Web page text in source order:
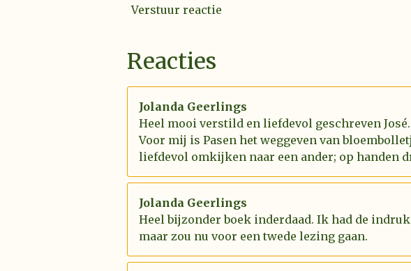
Verstuur reactie
Reacties
Jolanda Geerlings
Heel mooi verstild en liefdevol geschreven José.
Voor mij is Pasen het weggeven van
liefdevol omkijken naar een ander; op handen
Jolanda Geerlings
Heel bijzonder boek inderdaad. Ik had de
maar zou nu voor een twede lezing gaan.